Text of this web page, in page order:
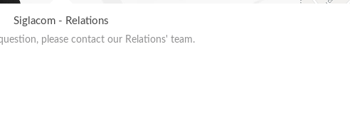
Siglacom - Relations
please contact our Relations' team.